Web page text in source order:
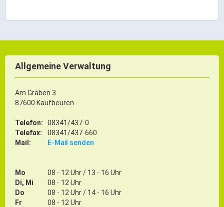
Kultur
Kulturgenießer
Wirtschaft & Handel
Einzelhandel & aktive Innenstadt
Allgemeine Verwaltung
Am Graben 3
87600 Kaufbeuren
Telefon:
08341/437-0
Telefax:
08341/437-660
Mail:
E-Mail senden
Mo
08 - 12 Uhr / 13 - 16 Uhr
Di, Mi
08 - 12 Uhr
Do
08 - 12 Uhr / 14 - 16 Uhr
Fr
08 - 12 Uhr